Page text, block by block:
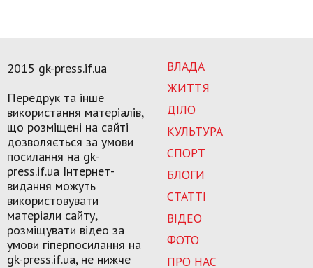
ВЛАДА
ЖИТТЯ
ДІЛО
КУЛЬТУРА
СПОРТ
БЛОГИ
СТАТТІ
ВІДЕО
ФОТО
ПРО НАС
2015 gk-press.if.ua
Передрук та інше
використання матеріалів,
що розміщені на сайті
дозволяється за умови
посилання на gk-
press.if.ua Інтернет-
видання можуть
використовувати
матеріали сайту,
розміщувати відео за
умови гіперпосилання на
gk-press.if.ua, не нижче